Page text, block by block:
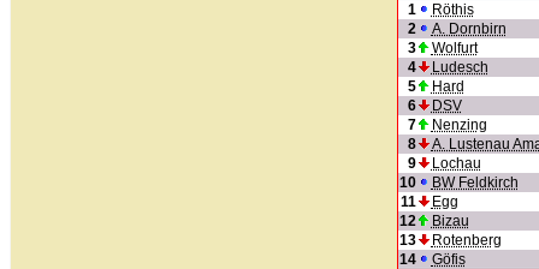
1
Röthis
2
A. Dornbirn
3
Wolfurt
4
Ludesch
5
Hard
6
DSV
7
Nenzing
8
A. Lustenau
9
Lochau
10
BW Feldkirch
11
Egg
12
Bizau
13
Rotenberg
14
Göfis